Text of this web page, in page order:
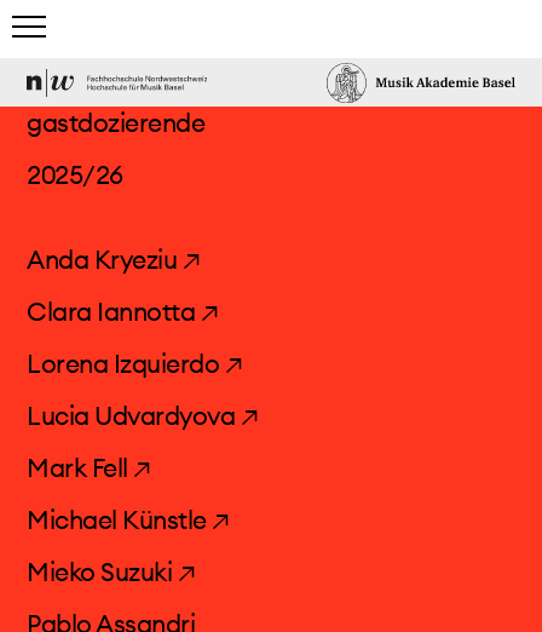
home
leitung
gastdozierende
partnerinnen/partner
trägerinnen
elektronisches studio
gastdozierende
2025/26
Anda Kryeziu ↗
Clara Iannotta ↗
Lorena Izquierdo ↗
Lucia Udvardyova ↗
Mark Fell ↗
Michael Künstle ↗
Mieko Suzuki ↗
Pablo Assandri